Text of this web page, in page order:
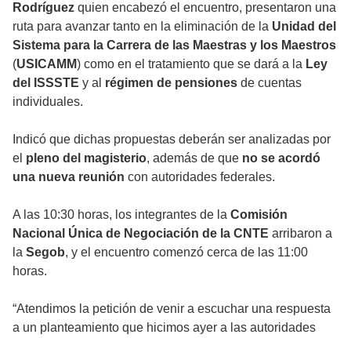
Rodríguez quien encabezó el encuentro, presentaron una
ruta para avanzar tanto en la eliminación de la Unidad del
Sistema para la Carrera de las Maestras y los Maestros
(USICAMM) como en el tratamiento que se dará a la Ley
del ISSSTE y al régimen de pensiones de cuentas
individuales.
Indicó que dichas propuestas deberán ser analizadas por
el pleno del magisterio, además de que no se acordó
una nueva reunión con autoridades federales.
A las 10:30 horas, los integrantes de la Comisión
Nacional Única de Negociación de la CNTE arribaron a
la Segob, y el encuentro comenzó cerca de las 11:00
horas.
“Atendimos la petición de venir a escuchar una respuesta
a un planteamiento que hicimos ayer a las autoridades